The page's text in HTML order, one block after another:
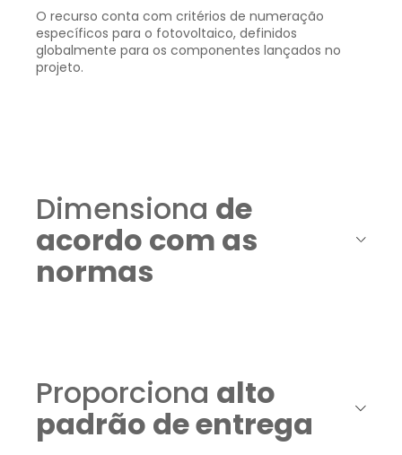
O recurso conta com critérios de numeração
específicos para o fotovoltaico, definidos
globalmente para os componentes lançados no
projeto.
Dimensiona de
acordo com as
normas
Proporciona alto
padrão de entrega